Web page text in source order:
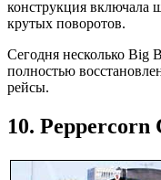
конструкция включала
крутых поворотов.
Сегодня несколько Big
полностью
рейсы.
10. Peppercorn